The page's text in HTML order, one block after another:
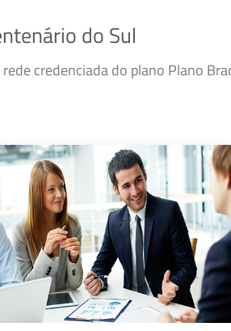
do Sul
credenciada do plano Plano